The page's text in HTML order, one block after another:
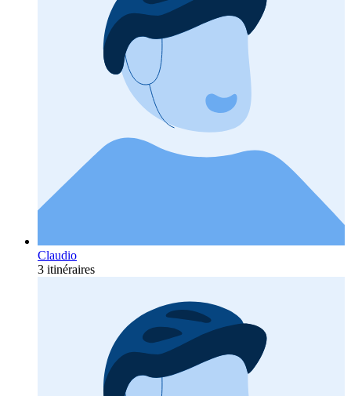
Claudio
3 itinéraires